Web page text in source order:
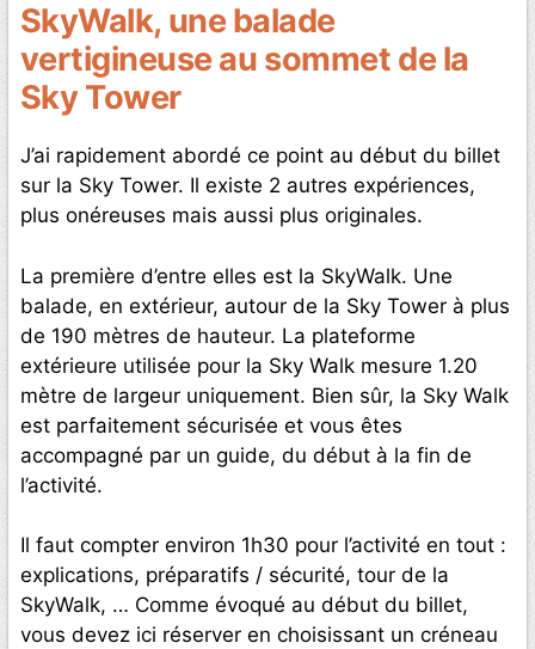
SkyWalk, une balade
vertigineuse au sommet de la
Sky Tower
J’ai rapidement abordé ce point au début du billet
sur la Sky Tower. Il existe 2 autres expériences,
plus onéreuses mais aussi plus originales.
La première d’entre elles est la SkyWalk. Une
balade, en extérieur, autour de la Sky Tower à plus
de 190 mètres de hauteur. La plateforme
extérieure utilisée pour la Sky Walk mesure 1.20
mètre de largeur uniquement. Bien sûr, la Sky Walk
est parfaitement sécurisée et vous êtes
accompagné par un guide, du début à la fin de
l’activité.
Il faut compter environ 1h30 pour l’activité en tout :
explications, préparatifs / sécurité, tour de la
SkyWalk, … Comme évoqué au début du billet,
vous devez ici réserver en choisissant un créneau